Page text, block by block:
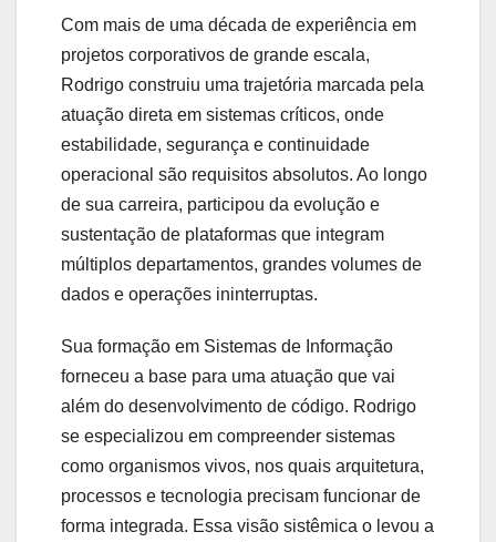
Com mais de uma década de experiência em
projetos corporativos de grande escala,
Rodrigo construiu uma trajetória marcada pela
atuação direta em sistemas críticos, onde
estabilidade, segurança e continuidade
operacional são requisitos absolutos. Ao longo
de sua carreira, participou da evolução e
sustentação de plataformas que integram
múltiplos departamentos, grandes volumes de
dados e operações ininterruptas.
Sua formação em Sistemas de Informação
forneceu a base para uma atuação que vai
além do desenvolvimento de código. Rodrigo
se especializou em compreender sistemas
como organismos vivos, nos quais arquitetura,
processos e tecnologia precisam funcionar de
forma integrada. Essa visão sistêmica o levou a